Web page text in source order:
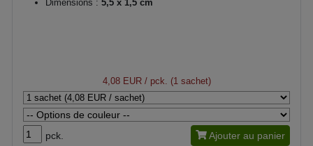
Dimensions : 5,5 x 1,5 cm
4,08 EUR/ pck. (1 sachet)
pck. Ajouter au panier